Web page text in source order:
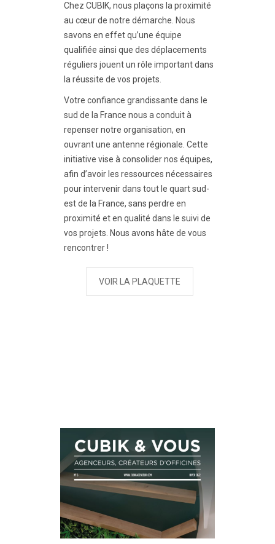
Chez CUBIK, nous plaçons la proximité
au cœur de notre démarche. Nous
savons en effet qu’une équipe
qualifiée ainsi que des déplacements
réguliers jouent un rôle important dans
la réussite de vos projets.
Votre confiance grandissante dans le
sud de la France nous a conduit à
repenser notre organisation, en
ouvrant une antenne régionale. Cette
initiative vise à consolider nos équipes,
afin d’avoir les ressources nécessaires
pour intervenir dans tout le quart sud-
est de la France, sans perdre en
proximité et en qualité dans le suivi de
vos projets. Nous avons hâte de vous
rencontrer !
VOIR LA PLAQUETTE